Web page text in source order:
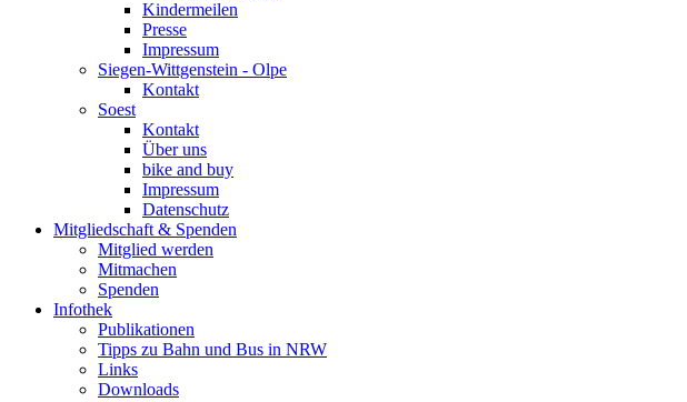
Kindermeilen
Presse
Impressum
Siegen-Wittgenstein - Olpe
Kontakt
Soest
Kontakt
Über uns
bike and buy
Impressum
Datenschutz
Mitgliedschaft & Spenden
Mitglied werden
Mitmachen
Spenden
Infothek
Publikationen
Tipps zu Bahn und Bus in NRW
Links
Downloads